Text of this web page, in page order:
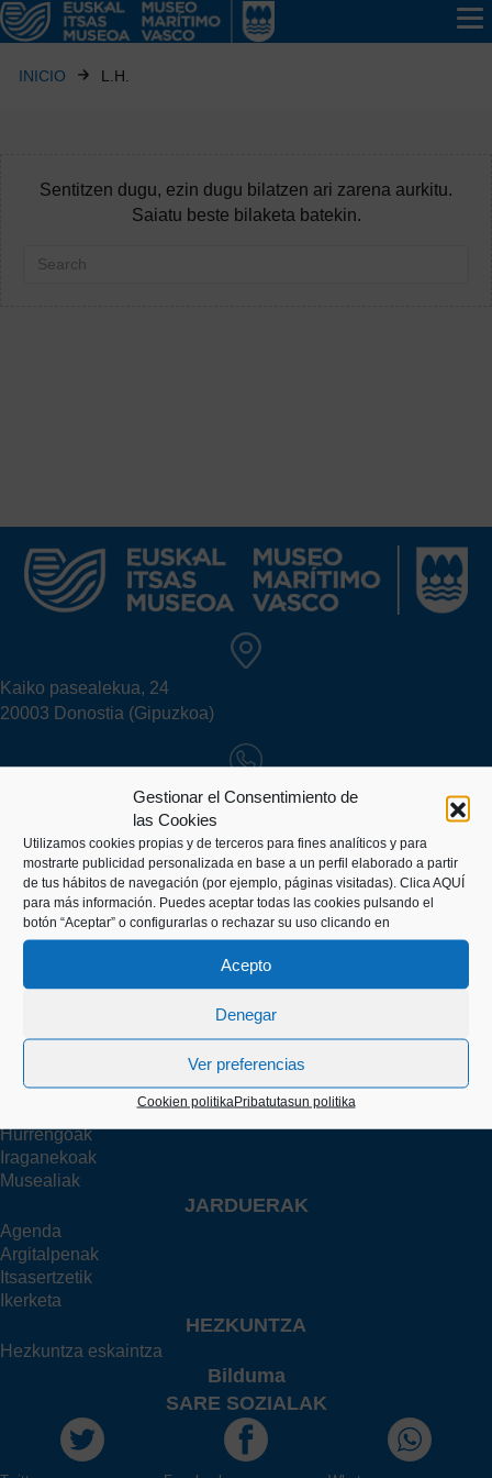
Gestionar el Consentimiento de
las Cookies
Utilizamos cookies propias y de terceros para fines analíticos y para
mostrarte publicidad personalizada en base a un perfil elaborado a partir
de tus hábitos de navegación (por ejemplo, páginas visitadas). Clica AQUÍ
para más información. Puedes aceptar todas las cookies pulsando el
botón “Aceptar” o configurarlas o rechazar su uso clicando en
Acepto
Denegar
Ver preferencias
Cookien politikaPribatutasun politika
INICIO L.H.
Sentitzen dugu, ezin dugu bilatzen ari zarena aurkitu.
Saiatu beste bilaketa batekin.
Kaiko pasealekua, 24
20003 Donostia (Gipuzkoa)
+34 943 43 00 51
info@itsasmuseoa.eus
ZURE BISITA
Taldeak
Irakasleak
ERAKUSKETAK
Hurrengoak
Iraganekoak
Musealiak
JARDUERAK
Agenda
Argitalpenak
Itsasertzetik
Ikerketa
HEZKUNTZA
Hezkuntza eskaintza
Bilduma
SARE SOZIALAK